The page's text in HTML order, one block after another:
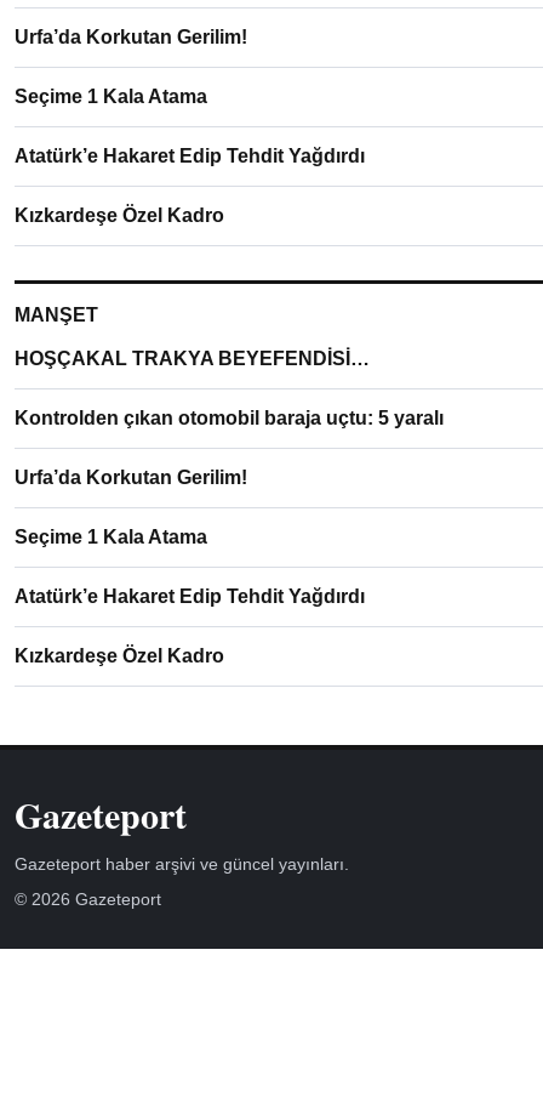
Urfa’da Korkutan Gerilim!
Seçime 1 Kala Atama
Atatürk’e Hakaret Edip Tehdit Yağdırdı
Kızkardeşe Özel Kadro
MANŞET
HOŞÇAKAL TRAKYA BEYEFENDİSİ…
Kontrolden çıkan otomobil baraja uçtu: 5 yaralı
Urfa’da Korkutan Gerilim!
Seçime 1 Kala Atama
Atatürk’e Hakaret Edip Tehdit Yağdırdı
Kızkardeşe Özel Kadro
Gazeteport
Gazeteport haber arşivi ve güncel yayınları.
© 2026 Gazeteport